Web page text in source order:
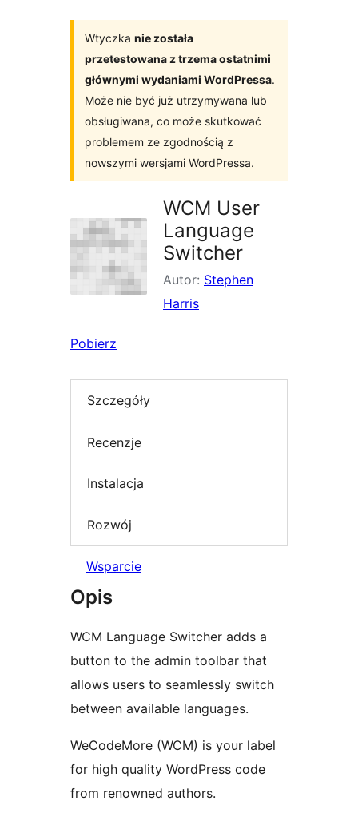
Wtyczka nie została
przetestowana z trzema ostatnimi
głównymi wydaniami WordPressa.
Może nie być już utrzymywana lub
obsługiwana, co może skutkować
problemem ze zgodnością z
nowszymi wersjami WordPressa.
WCM User
Language
Switcher
Autor: Stephen
Harris
Pobierz
Szczegóły
Recenzje
Instalacja
Rozwój
Wsparcie
Opis
WCM Language Switcher adds a
button to the admin toolbar that
allows users to seamlessly switch
between available languages.
WeCodeMore (WCM) is your label
for high quality WordPress code
from renowned authors.